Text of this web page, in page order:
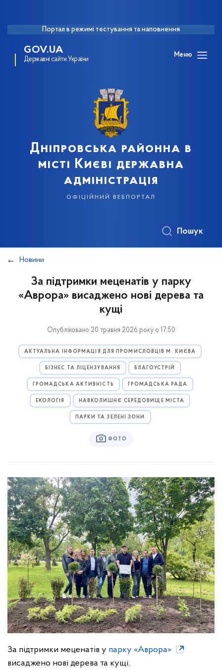
Портал в режимі тестування та наповнення
GOV.UA
Державні сайти України
Меню
Дніпровська районна в
місті Києві державна
адміністрація
офіційний вебпортал
Пошук
Новини
За підтримки меценатів у парку
«Аврора» висаджено нові дерева та
кущі
Опубліковано 20 травня 2026 року о 17:50
АКТУАЛЬНА ІНФОРМАЦІЯ ДЛЯ ПРОМИСЛОВЦІВ М. КИЄВА
БІЗНЕС ТА ЛІЦЕНЗУВАННЯ БЛАГОУСТРІЙ
ГРОМАДСЬКА АКТИВНІСТЬ ГРОМАДСЬКА РАДА
ЕКОЛОГІЯ НАВКОЛИШНЄ СЕРЕДОВИЩЕ МІСТА
ПАРКИ ТА ЗЕЛЕНІ ЗОНИ
ФОТО
За підтримки меценатів у парку «Аврора»
висаджено нові дерева та кущі.